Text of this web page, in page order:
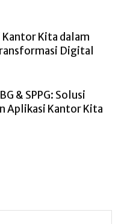
Kantor Kita dalam
Digital
& SPPG: Solusi
Aplikasi Kantor Kita